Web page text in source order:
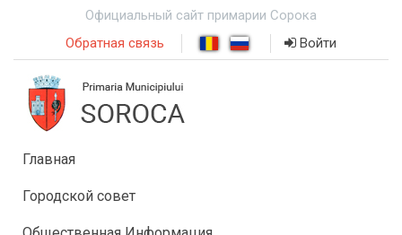
Официальный сайт примарии Сорока
Обратная связь
Войти
Главная
Городской совет